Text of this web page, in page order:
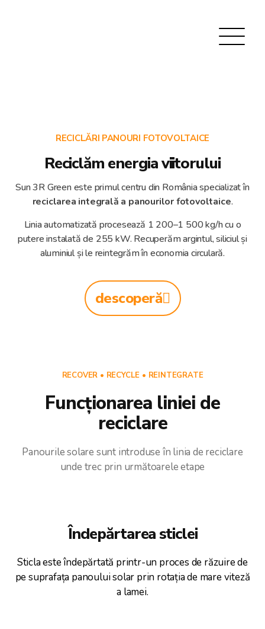
RECICLĂRI PANOURI FOTOVOLTAICE
Reciclăm energia viitorului
Sun 3R Green este primul centru din România specializat în
reciclarea integrală a panourilor fotovoltaice.
Linia automatizată procesează 1 200–1 500 kg/h cu o
putere instalată de 255 kW. Recuperăm argintul, siliciul și
aluminiul și le reintegrăm în economia circulară.
descoperă
RECOVER • RECYCLE • REINTEGRATE
Funcționarea liniei de
reciclare
Panourile solare sunt introduse în linia de reciclare
unde trec prin următoarele etape
Îndepărtarea sticlei
Sticla este îndepărtată printr-un proces de răzuire de
pe suprafața panoului solar prin rotația de mare viteză
a lamei.